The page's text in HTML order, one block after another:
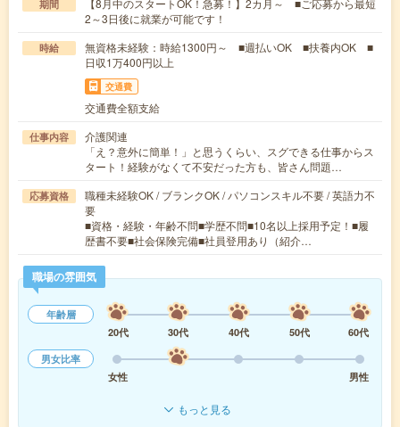
期間
【8月中のスタートOK！急募！】2カ月～ ■ご応募から最短
2～3日後に就業が可能です！
時給
無資格未経験：時給1300円～ ■週払いOK ■扶養内OK ■
日収1万400円以上
交通費
交通費全額支給
仕事内容
介護関連
「え？意外に簡単！」と思うくらい、スグできる仕事からス
タート！経験がなくて不安だった方も、皆さん問題…
応募資格
職種未経験OK / ブランクOK / パソコンスキル不要 / 英語力不
要
■資格・経験・年齢不問■学歴不問■10名以上採用予定！■履
歴書不要■社会保険完備■社員登用あり（紹介…
職場の雰囲気
年齢層
20代
30代 40代 50代
60代
男女比率
女性
男性
もっと見る